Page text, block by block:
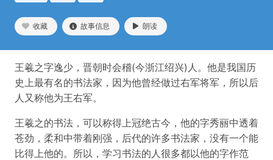
收藏 故事信息 朗读
王羲之字逸少，晋朝时会稽(今浙江绍兴)人。他是我国历
史上最有名的书法家，因为他曾经做过右军将军，所以后
人又称他为王右军。
王羲之的书法，可以称得上冠绝古今，他的字秀丽中透着
苍劲，柔和中带着刚强，后代的许多书法家，没有一个能
比得上他的。所以，学习书法的人很多都以他的字作范